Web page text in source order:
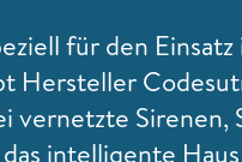
für den Einsatz
Hersteller
vernetzte Sirenen,
intelligente